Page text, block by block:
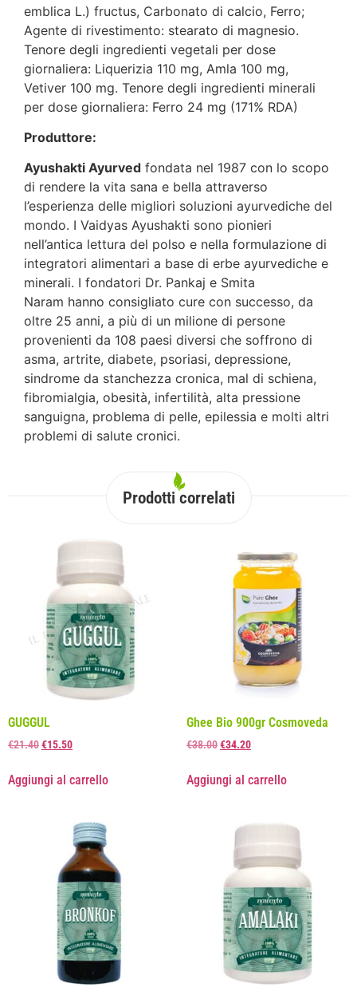
emblica L.) fructus, Carbonato di calcio, Ferro;
Agente di rivestimento: stearato di magnesio.
Tenore degli ingredienti vegetali per dose
giornaliera: Liquerizia 110 mg, Amla 100 mg,
Vetiver 100 mg. Tenore degli ingredienti minerali
per dose giornaliera: Ferro 24 mg (171% RDA)
Produttore:
Ayushakti Ayurved fondata nel 1987 con lo scopo
di rendere la vita sana e bella attraverso
l’esperienza delle migliori soluzioni ayurvediche del
mondo. I Vaidyas Ayushakti sono pionieri
nell’antica lettura del polso e nella formulazione di
integratori alimentari a base di erbe ayurvediche e
minerali. I fondatori Dr. Pankaj e Smita
Naram hanno consigliato cure con successo, da
oltre 25 anni, a più di un milione di persone
provenienti da 108 paesi diversi che soffrono di
asma, artrite, diabete, psoriasi, depressione,
sindrome da stanchezza cronica, mal di schiena,
fibromialgia, obesità, infertilità, alta pressione
sanguigna, problema di pelle, epilessia e molti altri
problemi di salute cronici.
Prodotti correlati
GUGGUL
€21.40€15.50
Aggiungi al carrello
Ghee Bio 900gr Cosmoveda
€38.00€34.20
Aggiungi al carrello